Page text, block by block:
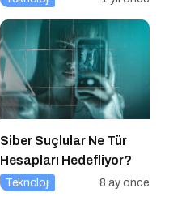
Siber Suçlular Ne Tür
Hesapları Hedefliyor?
Teknoloji 8 ay önce